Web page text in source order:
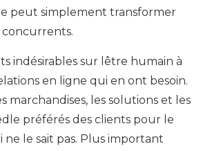
peut simplement transformer
indésirables sur lêtre humain à
en ligne qui en ont besoin.
marchandises, les solutions et les
préférés des clients pour le
le sait pas. Plus important